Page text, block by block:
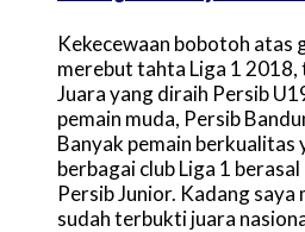
Kekecewaan bobotoh atas
merebut tahta Liga 1
Juara yang diraih Persib
pemain muda, Persib
Banyak pemain berkualitas
berbagai club Liga 1
Persib Junior. Kadang saya
sudah terbukti juara